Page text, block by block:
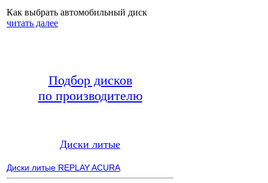
Как выбрать автомобильный диск
читать далее
Подбор дисков
по производителю
Диски литые
Диски литые REPLAY ACURA